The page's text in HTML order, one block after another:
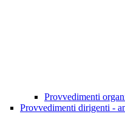
Provvedimenti
Provvedimenti dirigenti -